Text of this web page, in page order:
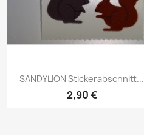
SANDYLION Stickerabschnitt...
2,90 €